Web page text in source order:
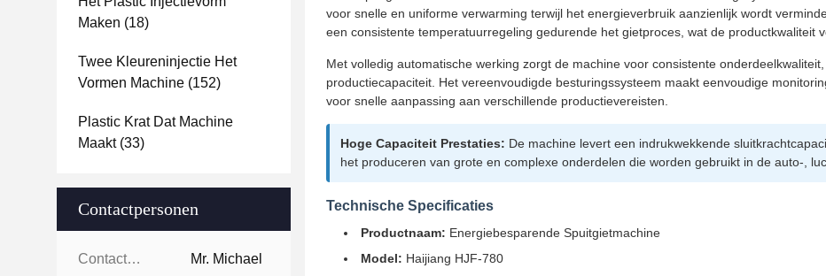
Maken (18)
Twee Kleureninjectie Het
Vormen Machine (152)
Plastic Krat Dat Machine
Maakt(33)
Contactpersonen
Contactpersonen: Mr. Michael
voor snelle en uniforme verwarming terwijl het energieverbruik aanzienlijk wordt
een consistente temperatuurregeling gedurende het gietproces, wat de productkwaliteit
Met volledig automatische werking zorgt de machine voor consistente
productiecapaciteit. Het vereenvoudigde besturingssysteem maakt eenvoudige
voor snelle aanpassing aan verschillende productievereisten.
Hoge Capaciteit Prestaties: De machine levert een indrukwekkende
het produceren van grote en complexe onderdelen die worden gebruikt in de auto-,
Technische Specificaties
Productnaam: Energiebesparende Spuitgietmachine
Model: Haijiang HJF-780